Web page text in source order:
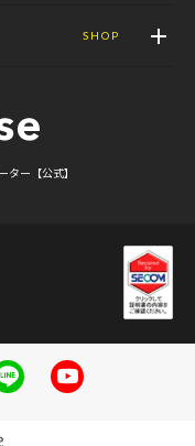
SHOP
ター【公式】